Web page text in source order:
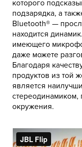
которого
подзарядка, а
Bluetooth® —
находится
имеющего
даже можете
Благодаря
продуктов из той
является
окружения.